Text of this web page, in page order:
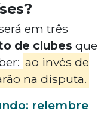
em três
de clubes que
ao invés de
na disputa.
relembre